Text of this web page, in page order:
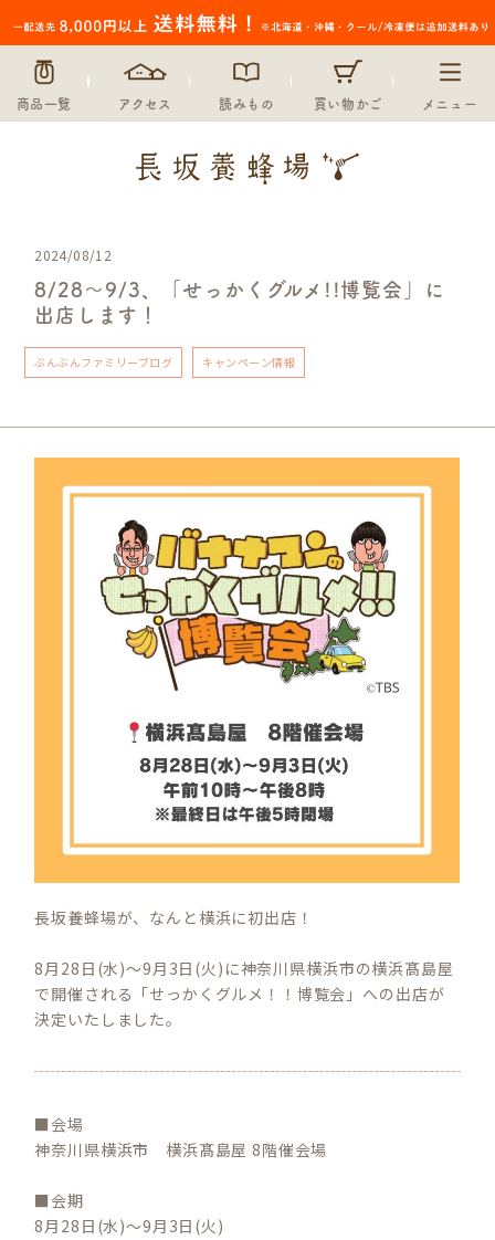
商品一覧 アクセス 読みもの 買い物かご メニュー
2024/08/12
8/28～9/3、「せっかくグルメ!!博覧会」に
出店します！
ぶんぶんファミリーブログ キャンペーン情報
長坂養蜂場が、なんと横浜に初出店！
8月28日(水)～9月3日(火)に神奈川県横浜市の横浜髙島屋
で開催される「せっかくグルメ！！博覧会」への出店が
決定いたしました。
■会場
神奈川県横浜市 横浜髙島屋 8階催会場
■会期
8月28日(水)～9月3日(火)